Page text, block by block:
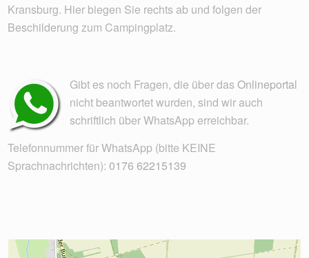
Kransburg. Hier biegen Sie rechts ab und folgen der
Beschilderung zum Campingplatz.
Gibt es noch Fragen, die über dasOnlineportal
nicht beantwortet wurden, sind wir auch
schriftlich über WhatsApp erreichbar.
Telefonnummer für WhatsApp (bitte KEINE
Sprachnachrichten): 0176 62215139